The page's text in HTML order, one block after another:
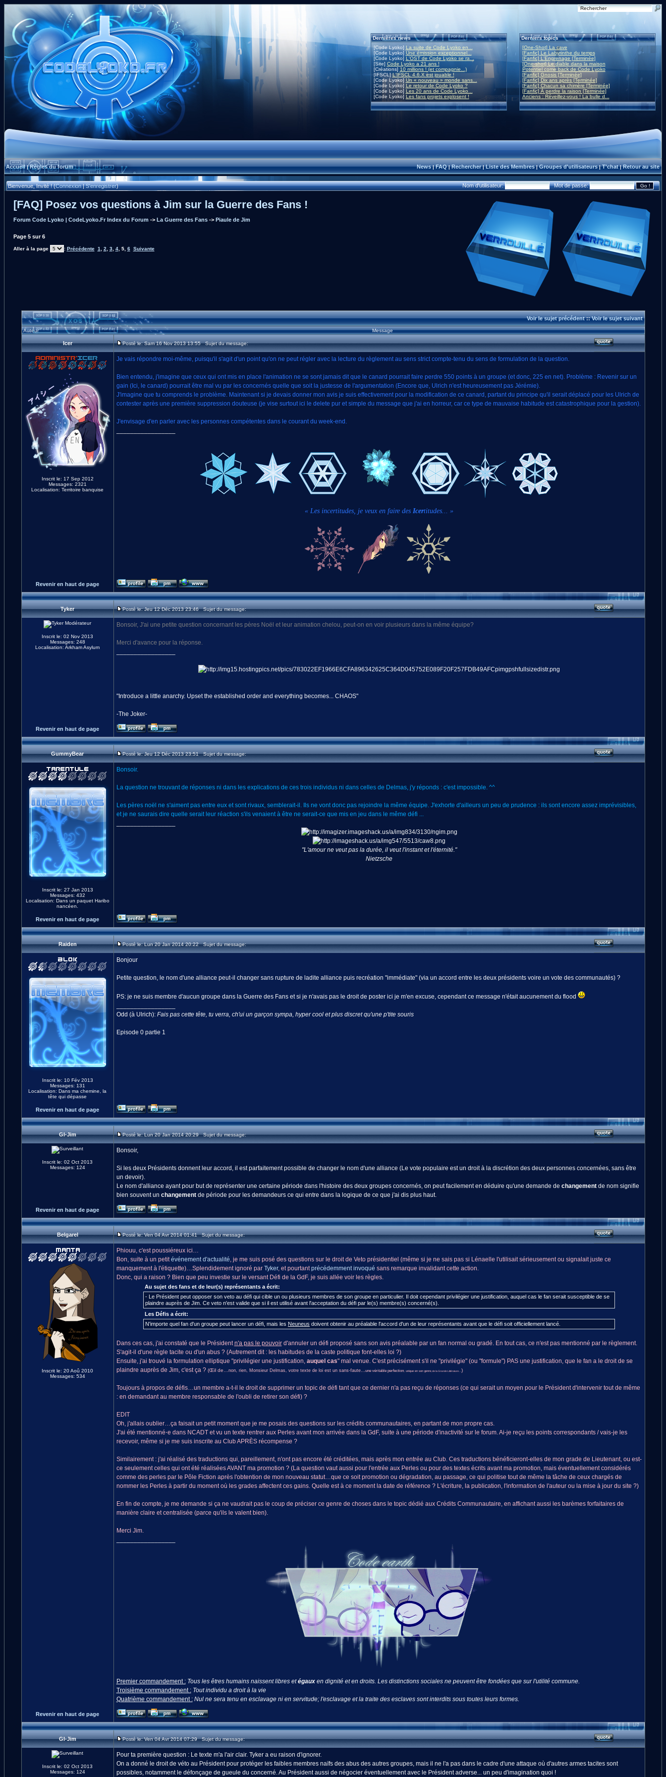
Dernières news
[Code Lyoko] La suite de Code Lyoko en...
[Code Lyoko]Une émission exceptionnel...
[Code Lyoko] L'OST de Code Lyoko se ra...
[Site] Code Lyoko a 21 ans !
[Créations] 10 millions ! (et compagnie...)
[IFSCL]L'IFSCL 4.6.X est jouable !
[Code Lyoko] Un « nouveau » monde sans...
[Code Lyoko] Le retour de Code Lyoko ?
[Code Lyoko] Les 20 ans de Code Lyoko...
[Code Lyoko] Les fans projets explosent !
Derniers topics
[One-Shot] La cave
[Fanfic] Le Labyrinthe du temps
[Fanfic] L'Engrenage [Terminée]
[One-shot] Le diable dans la maison
Potentiel come back de Code Lyoko
[Fanfic] Gnosis [Terminée]
[Fanfic] Dix ans après [Terminée]
[Fanfic] Chacun sa chimère [Terminée]
[Fanfic] À perdre la raison [Terminée]
Anciens : Réveillez-vous ! La bulle d...
Accueil|Règles du forum News|FAQ|Rechercher|Liste des Membres|Groupes d'utilisateurs|T'chat|Retour au site
Bienvenue, Invité ! (Connexion|S'enregistrer) Nom d'utilisateur: Mot de passe:
[FAQ] Posez vos questions à Jim sur la Guerre des Fans !
Forum Code Lyoko | CodeLyoko.Fr Index du Forum -> La Guerre des Fans-> Piaule de Jim
Page 5sur6
Aller à la page : Précédente 1 2 3, 4, 5, 6 Suivante
Voir le sujet précédent::Voir le sujet suivant
Auteur Message
Icer Posté le: Sam 16 Nov 2013 13:55 Sujet du message:
Inscrit le: 17 Sep 2012
Messages: 2321
Localisation: Territoire banquise
Je vais répondre moi-même, puisqu'il s'agit d'un point qu'on ne peut régler avec la lecture du règlement au sens strict compte-tenu du sens de formulation de la question.
Bien entendu, j'imagine que ceux qui ont mis en place l'animation ne se sont jamais dit que le canard pourrait faire perdre 550 points à un groupe (et donc, 225 en net). Problème : Revenir sur un
gain (Ici, le canard) pourrait être mal vu par les concernés quelle que soit la justesse de l'argumentation (Encore que, Ulrich n'est heureusement pas Jérémie).
J'imagine que tu comprends le problème. Maintenant si je devais donner mon avis je suis effectivement pour la modification de ce canard, partant du principe qu'il serait déplacé pour les Ulrich de
contester après une première suppression douteuse (je vise surtout ici le delete pur et simple du message que j'ai en horreur, car ce type de mauvaise habitude est catastrophique pour la gestion).
J'envisage d'en parler avec les personnes compétentes dans le courant du week-end.
« Les incertitudes, je veux en faire des Icertitudes... »
Revenir en haut de page
Tyker Posté le: Jeu 12 Déc 2013 23:46 Sujet du message:
Inscrit le: 02 Nov 2013
Messages: 248
Localisation: Arkham Asylum
Bonsoir, J'ai une petite question concernant les pères Noël et leur animation chelou, peut-on en voir plusieurs dans la même équipe?
Merci d'avance pour la réponse.
"Introduce a little anarchy. Upset the established order and everything becomes... CHAOS"
-The Joker-
Revenir en haut de page
GummyBear Posté le: Jeu 12 Déc 2013 23:51 Sujet du message:
Inscrit le: 27 Jan 2013
Messages: 432
Localisation: Dans un paquet Haribo
nancéen.
Bonsoir.
La question ne trouvant de réponses ni dans les explications de ces trois individus ni dans celles de Delmas, j'y réponds : c'est impossible. ^^
Les pères noël ne s'aiment pas entre eux et sont rivaux, semblerait-il. Ils ne vont donc pas rejoindre la même équipe. J'exhorte d'ailleurs un peu de prudence : ils sont encore assez imprévisibles,
et je ne saurais dire quelle serait leur réaction s'ils venaient à être ne serait-ce que mis en jeu dans le même défi ...
"L'amour ne veut pas la durée, il veut l'instant et l'éternité."
Nietzsche
Revenir en haut de page
Raiden Posté le: Lun 20 Jan 2014 20:22 Sujet du message:
Inscrit le: 10 Fév 2013
Messages: 131
Localisation: Dans ma chemine, la
tête qui dépasse
Bonjour
Petite question, le nom d'une alliance peut-il changer sans rupture de ladite alliance puis recréation "immédiate" (via un accord entre les deux présidents voire un vote des communautés) ?
PS: je ne suis membre d'aucun groupe dans la Guerre des Fans et si je n'avais pas le droit de poster ici je m'en excuse, cependant ce message n'était aucunement du flood
Odd (à Ulrich): Fais pas cette tête, tu verra, ch'ui un garçon sympa, hyper cool et plus discret qu'une p'tite souris
Episode 0 partie 1
Revenir en haut de page
GI-Jim Posté le: Lun 20 Jan 2014 20:29 Sujet du message:
Inscrit le: 02 Oct 2013
Messages: 124
Bonsoir,
Si les deux Présidents donnent leur accord, il est parfaitement possible de changer le nom d'une alliance (Le vote populaire est un droit à la discrétion des deux personnes concernées, sans être
un devoir).
Le nom d'alliance ayant pour but de représenter une certaine période dans l'histoire des deux groupes concernés, on peut facilement en déduire qu'une demande de changementde nom signifie
bien souvent un changementde période pour les demandeurs ce qui entre dans la logique de ce que j'ai dis plus haut.
Revenir en haut de page
Belgarel Posté le: Ven 04 Avr 2014 01:41 Sujet du message:
Inscrit le: 20 Aoû 2010
Messages: 534
Phiouu, c'est poussiéreux ici…
Bon, suite à un petitévénement d'actualité, je me suis posé des questions sur le droit de Veto présidentiel (même si je ne sais pas si Lénaelle l'utilisait sérieusement ou signalait juste ce
manquement à l'étiquette)…Splendidement ignoré par Tyker, et pourtantprécédemment invoqué sans remarque invalidant cette action.
Donc, qui a raison ? Bien que peu investie sur le versant Défi de la GdF, je suis allée voir les règles.
Au sujet des fans et de leur(s) représentants a écrit:
- Le Président peut opposer son veto au défi qui cible un ou plusieurs membres de son groupe en particulier. Il doit cependant privilégier une justification, auquel cas le fan serait susceptible de se
plaindre auprès de Jim. Ce veto n'est valide que si il est utilisé avant l'acceptation du défi par le(s) membre(s) concerné(s).
Les Défis a écrit:
N'importe quel fan d'un groupe peut lancer un défi, mais les Neuneus doivent obtenir au préalable l'accord d'un de leur représentants avant que le défi soit officiellement lancé.
Dans ces cas, j'ai constaté que le Présidentn'a pas le pouvoird'annuler un défi proposé sans son avis préalable par un fan normal ou gradé. En tout cas, ce n'est pas mentionné par le règlement.
S'agit-il d'une règle tacite ou d'un abus ? (Autrement dit : les habitudes de la caste politique font-elles loi ?)
Ensuite, j'ai trouvé la formulation elliptique "privilégier une justification, auquel cas" mal venue. C'est précisément s'il ne "privilégie" (ou "formule") PAS une justification, que le fan a le droit de se
plaindre auprès de Jim, c'est ça ? (Œil de… non, rien, Monsieur Delmas, votre texte de loi est un sans-faute…une véritable perfection, unique en son genre, de la Grande Littérature… )
Toujours à propos de défis…un membre a-t-il le droit de supprimer un topic de défi tant que ce dernier n'a pas reçu de réponses (ce qui serait un moyen pour le Président d'intervenir tout de même
: en demandant au membre responsable de l'oubli de retirer son défi) ?
EDIT
Oh, j'allais oublier…ça faisait un petit moment que je me posais des questions sur les crédits communautaires, en partant de mon propre cas.
J'ai été mentionné⋅e dans NCADT et vu un texte rentrer aux Perles avant mon arrivée dans la GdF, suite à une période d'inactivité sur le forum. Ai-je reçu les points correspondants / vais-je les
recevoir, même si je me suis inscrite au Club APRÈS récompense ?
Similairement : j'ai réalisé des traductions qui, pareillement, n'ont pas encore été créditées, mais après mon entrée au Club. Ces traductions bénéficieront-elles de mon grade de Lieutenant, ou est-
ce seulement celles qui ont été réalisées AVANT ma promotion ? (La question vaut aussi pour l'entrée aux Perles ou pour des textes écrits avant ma promotion, mais éventuellement considérés
comme des perles par le Pôle Fiction après l'obtention de mon nouveau statut…que ce soit promotion ou dégradation, au passage, ce qui politise tout de même la tâche de ceux chargés de
nommer les Perles à partir du moment où les grades affectent ces gains. Quelle est à ce moment la date de référence ? L'écriture, la publication, l'information de l'auteur ou la mise à jour du site ?)
En fin de compte, je me demande si ça ne vaudrait pas le coup de préciser ce genre de choses dans le topic dédié aux Crédits Communautaire, en affichant aussi les barèmes forfaitaires de
manière claire et centralisée (parce qu'ils le valent bien).
Merci Jim.
Premier commandement : Tous les êtres humains naissent libres etégauxen dignité et en droits. Les distinctions sociales ne peuvent être fondées que sur l'utilité commune.
Troisième commandement : Tout individu a droit à la vie
Quatrième commandement : Nul ne sera tenu en esclavage ni en servitude; l'esclavage et la traite des esclaves sont interdits sous toutes leurs formes.
Revenir en haut de page
GI-Jim Posté le: Ven 04 Avr 2014 07:29 Sujet du message:
Inscrit le: 02 Oct 2013
Messages: 124
Pour ta première question : Le texte m'a l'air clair. Tyker a eu raison d'ignorer.
On a donné le droit de véto au Président pour protéger les faibles membres naïfs des abus des autres groupes, mais il ne l'a pas dans le cadre d'une attaque où d'autres armes tacites sont
possibles, notamment le défonçage de gueule du concerné. Au Président aussi de négocier éventuellement avec le Président adverse... un peu d'imagination quoi !